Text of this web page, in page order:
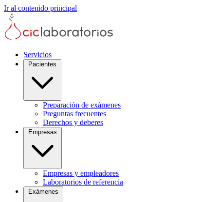
Ir al contenido principal
Servicios
Preparación de exámenes
Preguntas frecuentes
Derechos y deberes
Empresas y empleadores
Laboratorios de referencia